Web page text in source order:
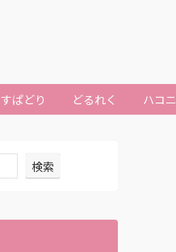
すぱどり どるれく ハコ
検索